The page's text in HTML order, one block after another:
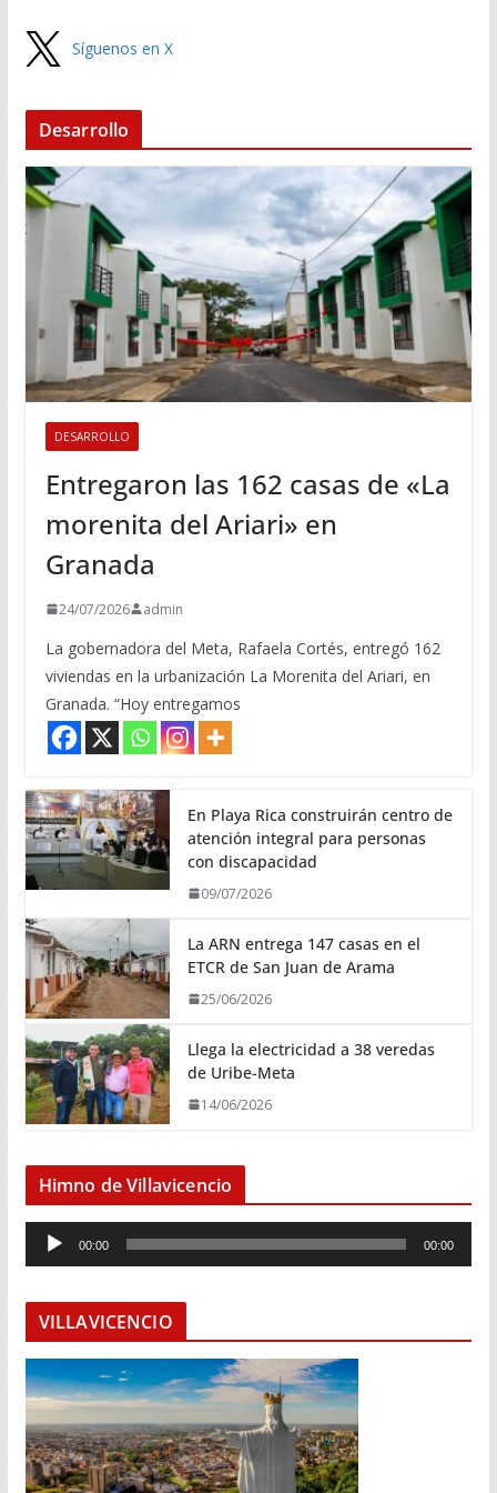
Síguenos en X
Desarrollo
DESARROLLO
Entregaron las 162 casas de «La
morenita del Ariari» en
Granada
24/07/2026 admin
La gobernadora del Meta, Rafaela Cortés, entregó 162
viviendas en la urbanización La Morenita del Ariari, en
Granada. “Hoy entregamos
En Playa Rica construirán centro de
atención integral para personas
con discapacidad
09/07/2026
La ARN entrega 147 casas en el
ETCR de San Juan de Arama
25/06/2026
Llega la electricidad a 38 veredas
de Uribe-Meta
14/06/2026
Himno de Villavicencio
e
o
d
u
c
t
o
00:00 00:00
VILLAVICENCIO